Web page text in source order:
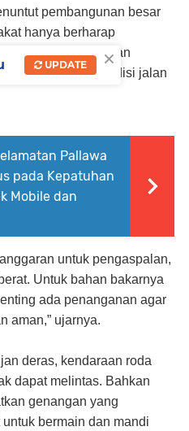
pembangunan besar
hanya berharap
solusi awal dengan
memperbaiki kondisi jalan
Pallawa
pada Kepatuhan
Mobile dan
untuk pengaspalan,
Untuk bahan bakarnya
ada penanganan agar
aman,” ujarnya.
deras, kendaraan roda
dapat melintas. Bahkan
genangan yang
bermain dan mandi
×
UPDATE